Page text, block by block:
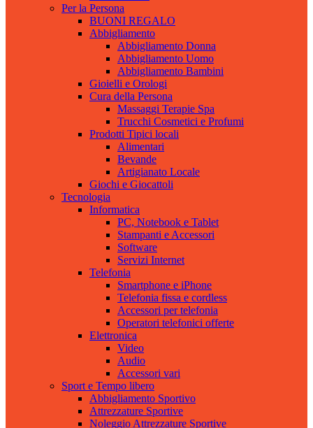
Per la Persona
BUONI REGALO
Abbigliamento
Abbigliamento Donna
Abbigliamento Uomo
Abbigliamento Bambini
Gioielli e Orologi
Cura della Persona
Massaggi Terapie Spa
Trucchi Cosmetici e Profumi
Prodotti Tipici locali
Alimentari
Bevande
Artigianato Locale
Giochi e Giocattoli
Tecnologia
Informatica
PC, Notebook e Tablet
Stampanti e Accessori
Software
Servizi Internet
Telefonia
Smartphone e iPhone
Telefonia fissa e cordless
Accessori per telefonia
Operatori telefonici offerte
Elettronica
Video
Audio
Accessori vari
Sport e Tempo libero
Abbigliamento Sportivo
Attrezzature Sportive
Noleggio Attrezzature Sportive